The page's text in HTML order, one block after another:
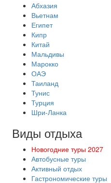
Абхазия
Вьетнам
Египет
Кипр
Китай
Мальдивы
Марокко
ОАЭ
Таиланд
Тунис
Турция
Шри-Ланка
Виды отдыха
Новогодние туры 2027
Автобусные туры
Активный отдых
Гастрономические туры